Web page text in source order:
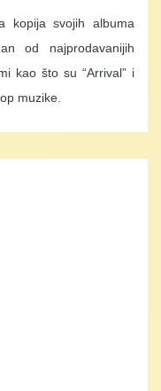
kopija svojih albuma
od najprodavanijih
kao što su “Arrival” i
muzike.